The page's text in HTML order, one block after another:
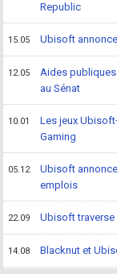
Republic
15.05 Ubisoft
12.05
Aides
au Sénat
10.01
Les jeux
Gaming
05.12
Ubisoft
emplois
22.09 Ubisoft
14.08 Blacknut et